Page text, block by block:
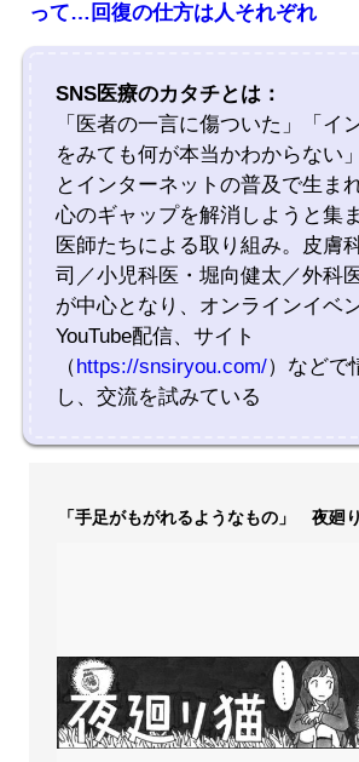
って…回復の仕方は人それぞれ
SNS医療のカタチとは：
「医者の一言に傷ついた」「イ
をみても何が本当かわからない
とインターネットの普及で生ま
心のギャップを解消しようと集
医師たちによる取り組み。皮膚
司／小児科医・堀向健太／外科
が中心となり、オンラインイベ
YouTube配信、サイト
（ https://snsiryou.com/）などで
し、交流を試みている
「手足がもがれるようなもの」 夜廻